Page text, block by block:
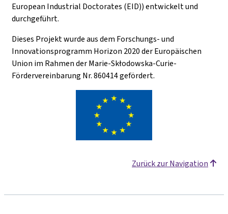
European Industrial Doctorates (EID)) entwickelt und
durchgeführt.
Dieses Projekt wurde aus dem Forschungs- und
Innovationsprogramm Horizon 2020 der Europäischen
Union im Rahmen der Marie-Skłodowska-Curie-
Fördervereinbarung Nr. 860414 gefördert.
Zurück zur Navigation